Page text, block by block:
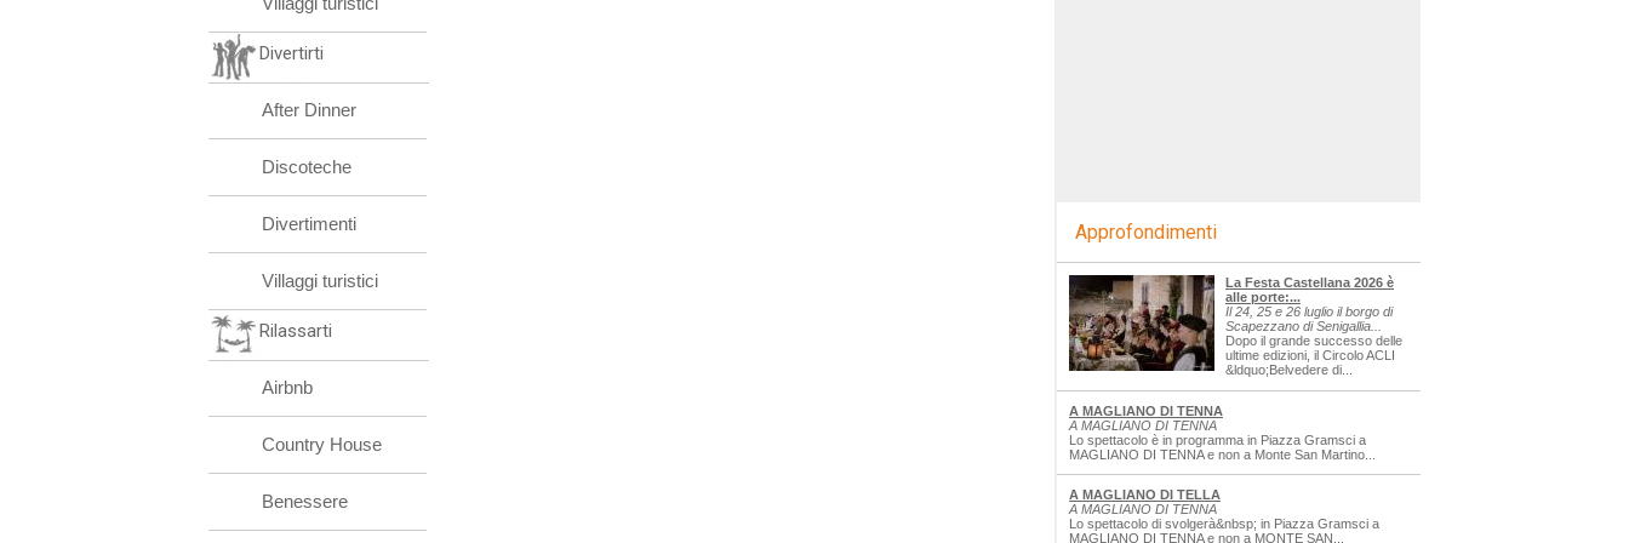
Divertirti
After Dinner
Discoteche
Divertimenti
Villaggi turistici
Rilassarti
Airbnb
Country House
Benessere
Approfondimenti
La Festa Castellana 2026 è
alle porte:...
Il 24, 25 e 26 luglio il borgo di
Scapezzano di Senigallia...
Dopo il grande successo delle
ultime edizioni, il Circolo ACLI
&ldquo;Belvedere di...
A MAGLIANO DI TENNA
A MAGLIANO DI TENNA
Lo spettacolo è in programma in Piazza Gramsci a
MAGLIANO DI TENNA e non a Monte San Martino...
A MAGLIANO DI TELLA
A MAGLIANO DI TENNA
Lo spettacolo di svolgerà&nbsp; in Piazza Gramsci a
MAGLIANO DI TENNA e non a MONTE SAN...